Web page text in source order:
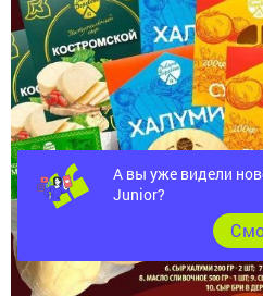
А вы уже видели
Junior?